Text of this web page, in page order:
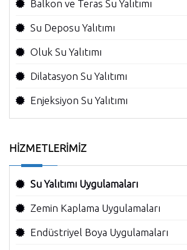
Balkon ve Teras Su Yalıtımı
Su Deposu Yalıtımı
Oluk Su Yalıtımı
Dilatasyon Su Yalıtımı
Enjeksiyon Su Yalıtımı
HİZMETLERİMİZ
Su Yalıtımı Uygulamaları
Zemin Kaplama Uygulamaları
Endüstriyel Boya Uygulamaları